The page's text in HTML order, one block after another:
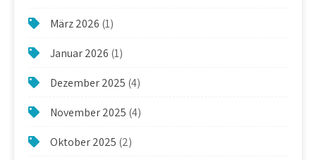
März 2026 (1)
Januar 2026 (1)
Dezember 2025 (4)
November 2025 (4)
Oktober 2025 (2)